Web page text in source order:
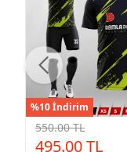
%10 İndirim
550.00 TL
495.00 TL